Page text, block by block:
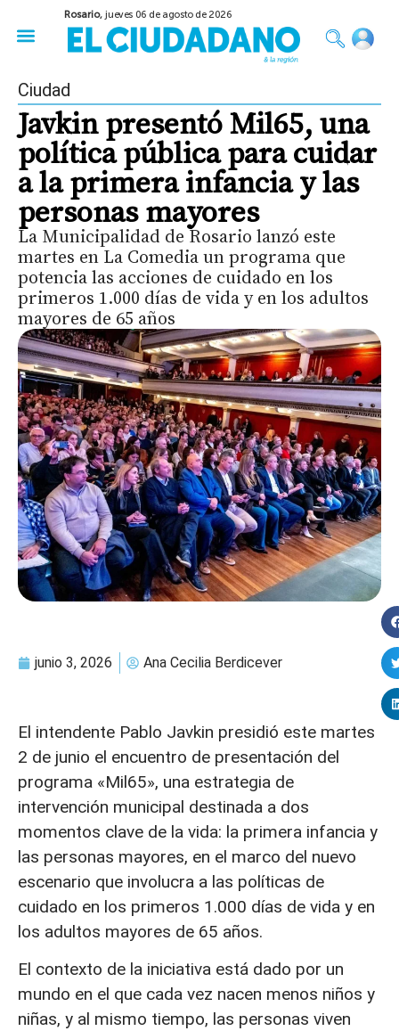
Rosario,jueves 06 de agosto de 2026
Ciudad
Javkin presentó Mil65, una
política pública para cuidar
a la primera infancia y las
personas mayores
La Municipalidad de Rosario lanzó este
martes en La Comedia un programa que
potencia las acciones de cuidado en los
primeros 1.000 días de vida y en los adultos
mayores de 65 años
junio 3, 2026 Ana Cecilia Berdicever
El intendente Pablo Javkin presidió este martes
2 de junio el encuentro de presentación del
programa «Mil65», una estrategia de
intervención municipal destinada a dos
momentos clave de la vida: la primera infancia y
las personas mayores, en el marco del nuevo
escenario que involucra a las políticas de
cuidado en los primeros 1.000 días de vida y en
los adultos mayores de 65 años.
El contexto de la iniciativa está dado por un
mundo en el que cada vez nacen menos niños y
niñas, y al mismo tiempo, las personas viven